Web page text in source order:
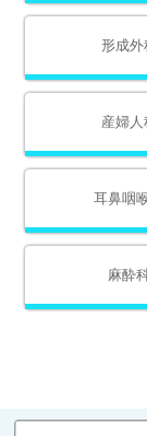
形成外
産婦人
耳鼻咽
麻酔